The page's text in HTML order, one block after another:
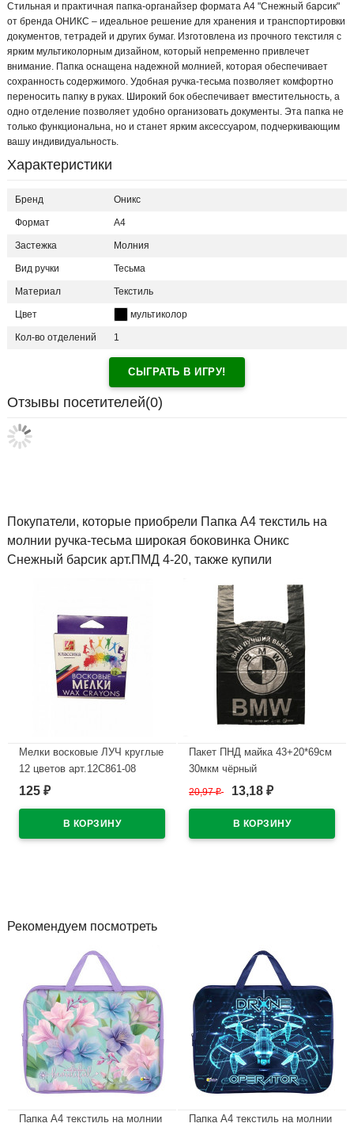
Стильная и практичная папка-органайзер формата А4 "Снежный барсик"
от бренда ОНИКС – идеальное решение для хранения и транспортировки
документов, тетрадей и других бумаг. Изготовлена из прочного текстиля с
ярким мультиколорным дизайном, который непременно привлечет
внимание. Папка оснащена надежной молнией, которая обеспечивает
сохранность содержимого. Удобная ручка-тесьма позволяет комфортно
переносить папку в руках. Широкий бок обеспечивает вместительность, а
одно отделение позволяет удобно организовать документы. Эта папка не
только функциональна, но и станет ярким аксессуаром, подчеркивающим
вашу индивидуальность.
Характеристики
Бренд Оникс
Формат A4
Застежка Молния
Вид ручки Тесьма
Материал Текстиль
Цвет мультиколор
Кол-во отделений 1
СЫГРАТЬ В ИГРУ!
Отзывы посетителей(0)
Покупатели, которые приобрели Папка А4 текстиль на
молнии ручка-тесьма широкая боковинка Оникс
Снежный барсик арт.ПМД 4-20, также купили
Мелки восковые ЛУЧ круглые
12 цветов арт.12С861-08
В наличии
125 ₽
Пакет ПНД майка 43+20*69см
30мкм чёрный
WWW/World(Ст.50/500)
20,97₽ 13,18 ₽
Рекомендуем посмотреть
Папка А4 текстиль на молнии Папка А4 текстиль на молнии